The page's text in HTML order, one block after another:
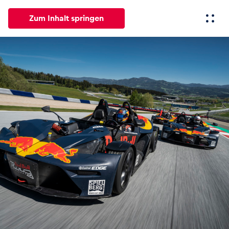
Zum Inhalt springen
Alle
News
Alle anzeigen
Events
Alle anzeigen